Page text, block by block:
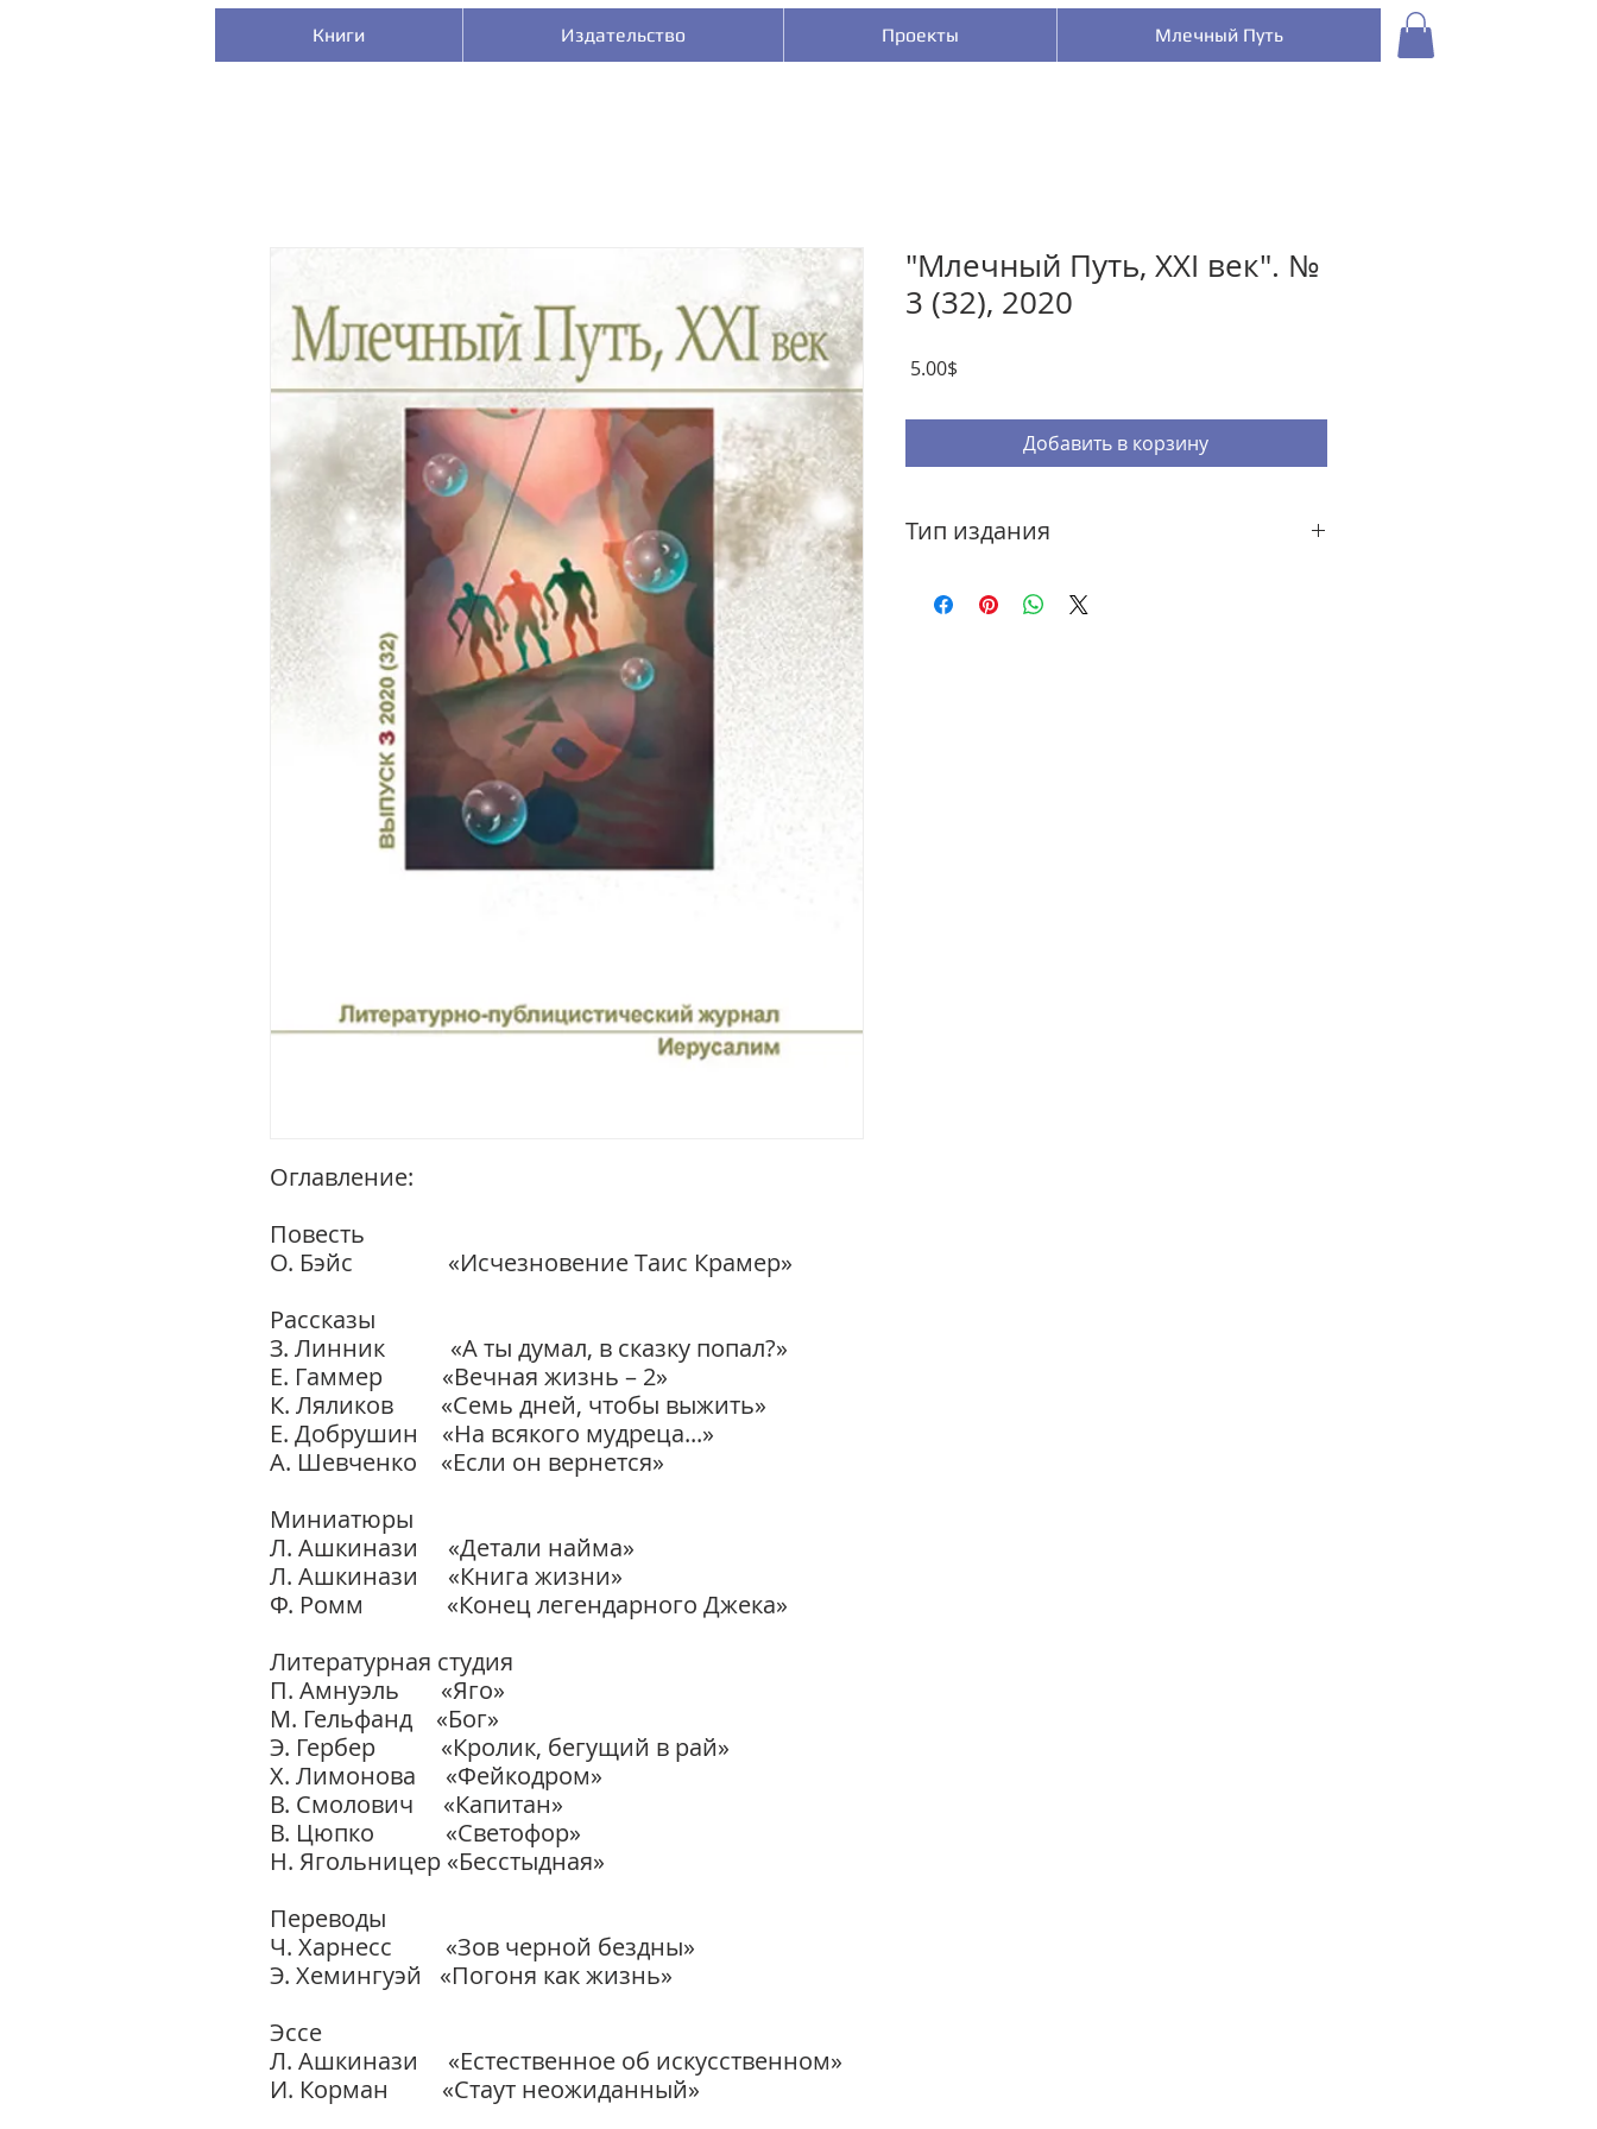
Книги Издательство Проекты Млечный Путь
Оглавление:
Повесть
О. Бэйс «Исчезновение Таис Крамер»
Рассказы
З. Линник «А ты думал, в сказку попал?»
Е. Гаммер «Вечная жизнь – 2»
К. Ляликов «Семь дней, чтобы выжить»
Е. Добрушин «На всякого мудреца...»
А. Шевченко «Если он вернется»
Миниатюры
Л. Ашкинази «Детали найма»
Л. Ашкинази «Книга жизни»
Ф. Ромм «Конец легендарного Джека»
Литературная студия
П. Амнуэль «Яго»
М. Гельфанд «Бог»
Э. Гербер «Кролик, бегущий в рай»
Х. Лимонова «Фейкодром»
В. Смолович «Капитан»
В. Цюпко «Светофор»
Н. Ягольницер «Бесстыдная»
Переводы
Ч. Харнесс «Зов черной бездны»
Э. Хемингуэй «Погоня как жизнь»
Эссе
Л. Ашкинази «Естественное об искусственном»
И. Корман «Стаут неожиданный»
"Млечный Путь, XXI век". №
3 (32), 2020
‏5.00 ‏$Цена
Добавить в корзину
Тип издания